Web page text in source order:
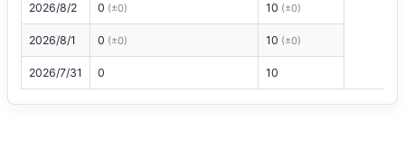
2026/8/2 0 (±0) 10 (±0)
2026/8/1 0 (±0) 10 (±0)
2026/7/31 0 10